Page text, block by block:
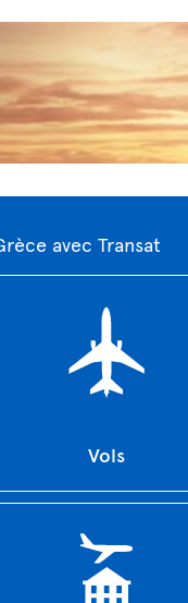
avec Transat
Vols